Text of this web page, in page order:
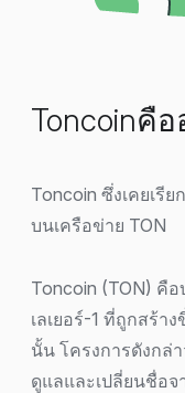
Toncoinคือ
Toncoin ซึ่งเคยเรี
บนเครือข่าย TON
Toncoin (TON) คื
เลเยอร์-1 ที่ถูกสร้า
นั้น โครงการดังกล่
ดูแลและเปลี่ยนชื่อจ